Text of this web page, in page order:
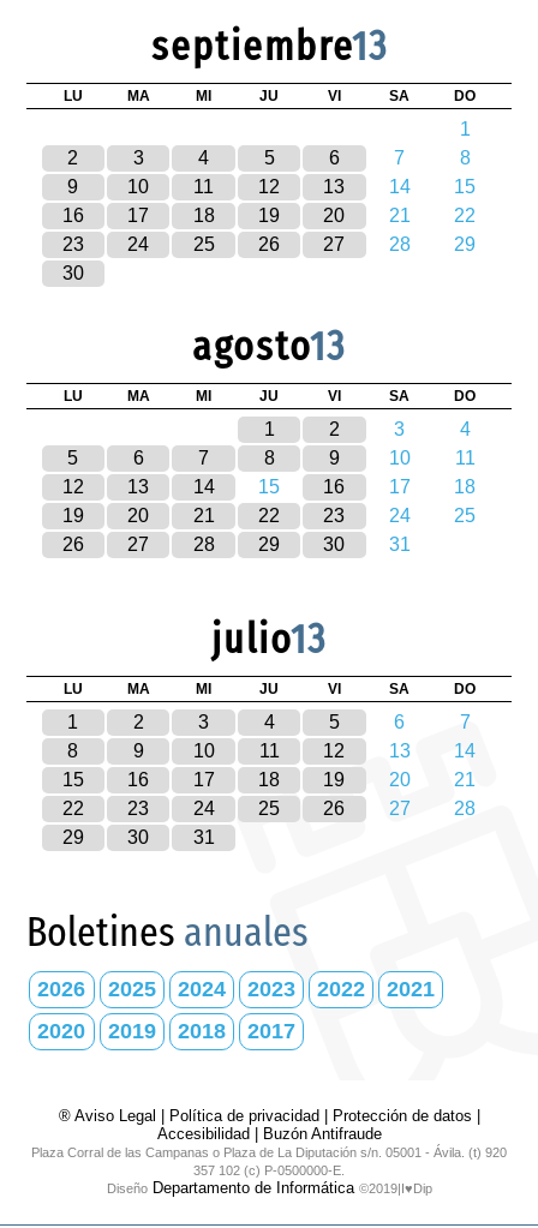
septiembre13
LU MA MI JU VI SA DO
1
2
3 4 5 6 7
8
9
10 11 12 13 14
15
16
17 18 19 20 21
22
23
24 25 26 27 28
29
30
agosto13
LU MA MI JU VI SA DO
1 2 3
4
5
6 7 8 9 10
11
12
13 14 15 16 17
18
19
20 21 22 23 24
25
26
27 28 29 30 31
julio13
LU MA MI JU VI SA DO
1 2 3 4 5 6
7
8
9 10 11 12 13
14
15
16 17 18 19 20
21
22
23 24 25 26 27
28
29
30 31
Boletines anuales
2026 2025 2024 2023 2022
2021
2020
2019 2018 2017
® Aviso Legal Política de privacidad Protección de datos
Accesibilidad
Buzón Antifraude
Plaza Corral de las Campanas o Plaza de La Diputación s/n. 05001 - Ávila. (t) 920
357 102 (c) P-0500000-E.
DiseñoDepartamento de Informática ©2019|I♥Dip